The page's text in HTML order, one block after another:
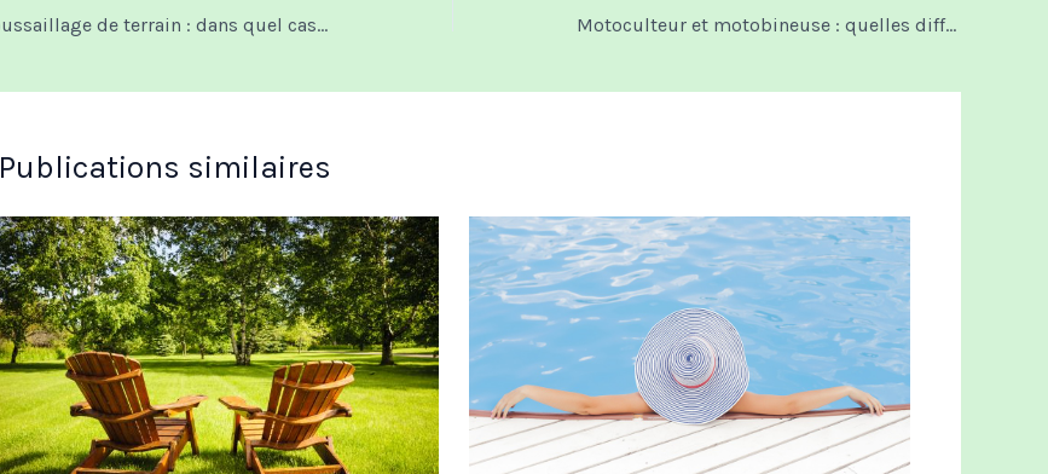
Débroussaillage de terrain : dans quel cas est-il obligatoire Motoculteur et motobineuse : quelles différences ?
Publications similaires